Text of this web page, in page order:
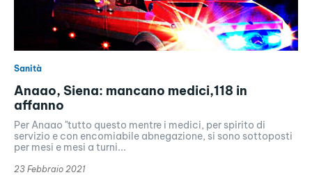
Sanità
Anaao, Siena: mancano medici,118 in
affanno
Per Anaao "tutto questo mentre i medici, per spirito di
servizio e con encomiabile abnegazione, si sono sottoposti
per mesi e mesi a turni...
23 Febbraio 2021